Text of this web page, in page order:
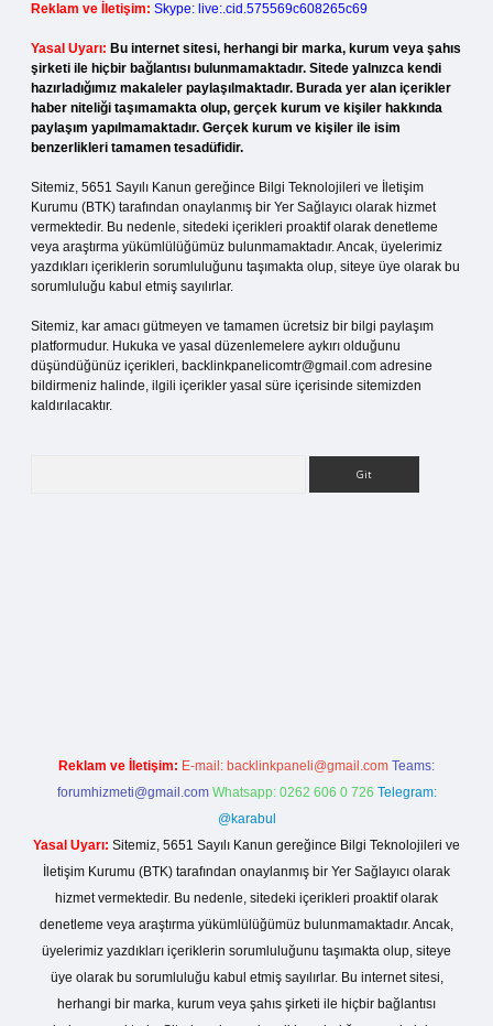
Reklam ve İletişim: Skype: live:.cid.575569c608265c69
Yasal Uyarı: Bu internet sitesi, herhangi bir marka, kurum veya şahıs
şirketi ile hiçbir bağlantısı bulunmamaktadır. Sitede yalnızca kendi
hazırladığımız makaleler paylaşılmaktadır. Burada yer alan içerikler
haber niteliği taşımamakta olup, gerçek kurum ve kişiler hakkında
paylaşım yapılmamaktadır. Gerçek kurum ve kişiler ile isim
benzerlikleri tamamen tesadüfidir.
Sitemiz, 5651 Sayılı Kanun gereğince Bilgi Teknolojileri ve İletişim
Kurumu (BTK) tarafından onaylanmış bir Yer Sağlayıcı olarak hizmet
vermektedir. Bu nedenle, sitedeki içerikleri proaktif olarak denetleme
veya araştırma yükümlülüğümüz bulunmamaktadır. Ancak, üyelerimiz
yazdıkları içeriklerin sorumluluğunu taşımakta olup, siteye üye olarak bu
sorumluluğu kabul etmiş sayılırlar.
Sitemiz, kar amacı gütmeyen ve tamamen ücretsiz bir bilgi paylaşım
platformudur. Hukuka ve yasal düzenlemelere aykırı olduğunu
düşündüğünüz içerikleri, backlinkpanelicomtr@gmail.com adresine
bildirmeniz halinde, ilgili içerikler yasal süre içerisinde sitemizden
kaldırılacaktır.
Reklam ve İletişim: E-mail: backlinkpaneli@gmail.com Teams:
forumhizmeti@gmail.com Whatsapp: 0262 606 0 726 Telegram:
@karabul
Yasal Uyarı: Sitemiz, 5651 Sayılı Kanun gereğince Bilgi Teknolojileri ve
İletişim Kurumu (BTK) tarafından onaylanmış bir Yer Sağlayıcı olarak
hizmet vermektedir. Bu nedenle, sitedeki içerikleri proaktif olarak
denetleme veya araştırma yükümlülüğümüz bulunmamaktadır. Ancak,
üyelerimiz yazdıkları içeriklerin sorumluluğunu taşımakta olup, siteye
üye olarak bu sorumluluğu kabul etmiş sayılırlar. Bu internet sitesi,
herhangi bir marka, kurum veya şahıs şirketi ile hiçbir bağlantısı